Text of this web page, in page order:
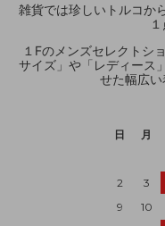
雑貨では珍しいトルコか
１Fのメンズセレクトシ
サイズ」や「レディース
せた幅広い
日
月
2
3
9
10